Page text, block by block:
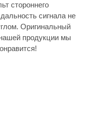
стороннего
сигнала не
Оригинальный
продукции мы